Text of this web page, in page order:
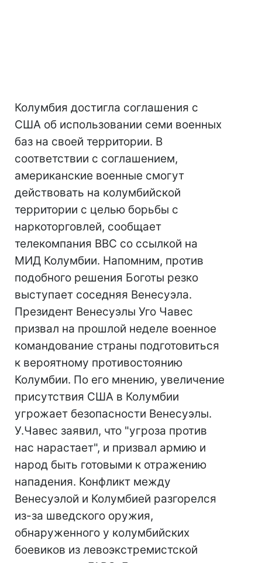
Колумбия достигла соглашения с
США об использовании семи военных
баз на своей территории. В
соответствии с соглашением,
американские военные смогут
действовать на колумбийской
территории с целью борьбы с
наркоторговлей, сообщает
телекомпания BBC со ссылкой на
МИД Колумбии. Напомним, против
подобного решения Боготы резко
выступает соседняя Венесуэла.
Президент Венесуэлы Уго Чавес
призвал на прошлой неделе военное
командование страны подготовиться
к вероятному противостоянию
Колумбии. По его мнению, увеличение
присутствия США в Колумбии
угрожает безопасности Венесуэлы.
У.Чавес заявил, что "угроза против
нас нарастает", и призвал армию и
народ быть готовыми к отражению
нападения. Конфликт между
Венесуэлой и Колумбией разгорелся
из-за шведского оружия,
обнаруженного у колумбийских
боевиков из левоэкстремистской